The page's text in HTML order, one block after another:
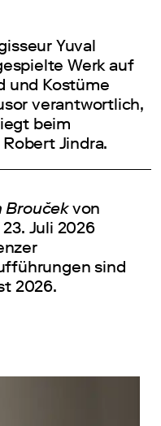
Yuval
Werk auf
und Kostüme
verantwortlich,
beim
Jindra.
Broučekvon
Juli 2026
sind
2026.